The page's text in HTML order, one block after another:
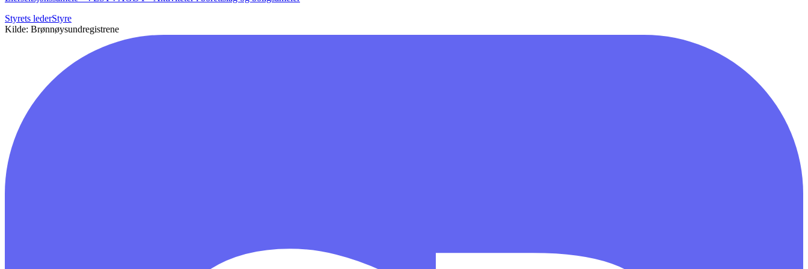
Styrets lederStyre
Kilde: Brønnøysundregistrene